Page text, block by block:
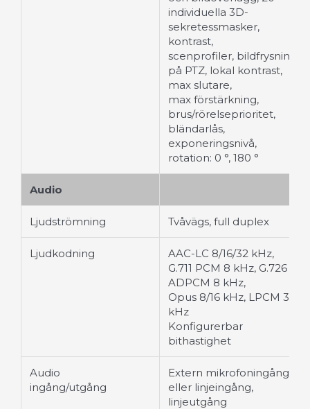
individuella 3D-
sekretessmasker,
kontrast,
scenprofiler, bildfrysning
på PTZ, lokal kontrast,
max slutare,
max förstärkning,
brus/rörelseprioritet,
bländarlås,
exponeringsnivå,
rotation: 0 °, 180 °
Audio
Ljudströmning Tvåvägs, full duplex
Ljudkodning
AAC-LC 8/16/32 kHz,
G.711 PCM 8 kHz, G.726
ADPCM 8 kHz,
Opus 8/16 kHz, LPCM 32
kHz
Konfigurerbar
bithastighet
Audio
ingång/utgång
Extern mikrofoningång
eller linjeingång,
linjeutgång